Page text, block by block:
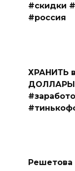
#скидки
#россия
ХРАНИТЬ
ДОЛЛАРЫ
Решетова